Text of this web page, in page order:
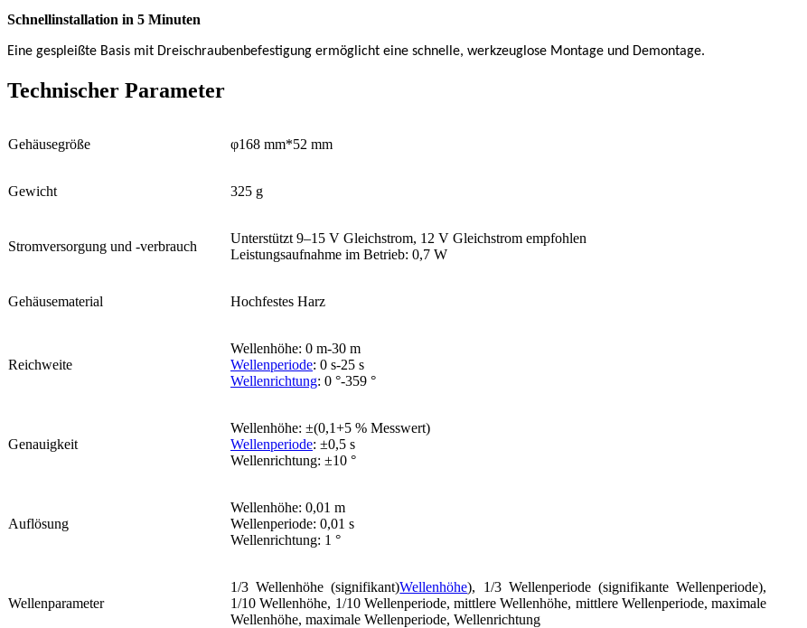
Schnellinstallation in 5 Minuten
Eine gespleißte Basis mit Dreischraubenbefestigung ermöglicht eine schnelle, werkzeuglose Montage und Demontage.
Technischer Parameter
Gehäusegröße φ168 mm*52 mm
Gewicht 325 g
Stromversorgung und -verbrauch
Unterstützt 9–15 V Gleichstrom, 12 V Gleichstrom empfohlen
Leistungsaufnahme im Betrieb: 0,7 W
Gehäusematerial Hochfestes Harz
Reichweite
Wellenhöhe: 0 m-30 m
Wellenperiode: 0 s-25 s
Wellenrichtung: 0 °-359 °
Genauigkeit
Wellenhöhe: ±(0,1+5 % Messwert)
Wellenperiode: ±0,5 s
Wellenrichtung: ±10 °
Auflösung
Wellenhöhe: 0,01 m
Wellenperiode: 0,01 s
Wellenrichtung: 1 °
Wellenparameter
1/3 Wellenhöhe (signifikant)Wellenhöhe), 1/3 Wellenperiode (signifikante Wellenperiode),
1/10 Wellenhöhe, 1/10 Wellenperiode, mittlere Wellenhöhe, mittlere Wellenperiode, maximale
Wellenhöhe, maximale Wellenperiode, Wellenrichtung